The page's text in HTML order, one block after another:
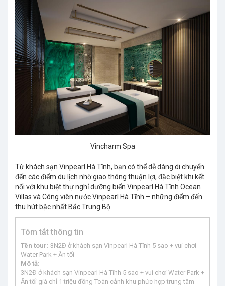
Vincharm Spa
Từ khách sạn Vinpearl Hà Tĩnh, bạn có thể dễ dàng di chuyển
đến các điểm du lịch nhờ giao thông thuận lợi, đặc biệt khi kết
nối với khu biệt thự nghỉ dưỡng biển Vinpearl Hà Tĩnh Ocean
Villas và Công viên nước Vinpearl Hà Tĩnh – những điểm đến
thu hút bậc nhất Bắc Trung Bộ.
Tóm tắt thông tin
Tên tour: 3N2Đ ở khách sạn Vinpearl Hà Tĩnh 5 sao + vui chơi
Water Park + Ăn tối
Mô tả:
3N2Đ ở khách sạn Vinpearl Hà Tĩnh 5 sao + vui chơi Water Park +
Ăn tối giá chỉ 1 triệu đồng Toàn cảnh khu phức hợp trung tâm